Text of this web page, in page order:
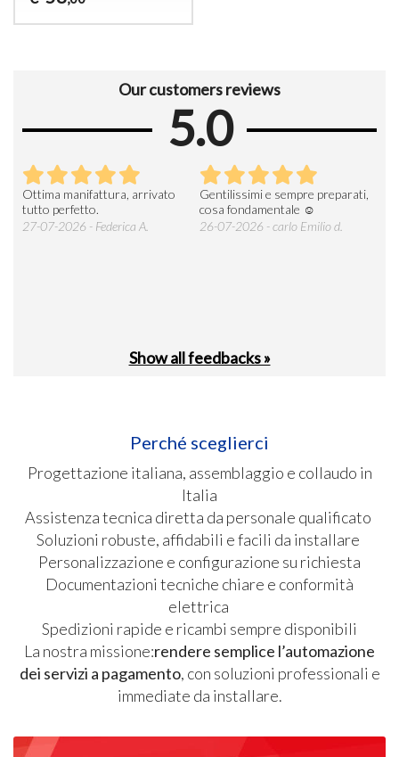
Our customers reviews
5.0
Ottima manifattura, arrivato
tutto perfetto.
27-07-2026 - Federica A.
Gentilissimi e sempre preparati,
cosa fondamentale ☺️
26-07-2026 - carlo Emilio d.
Show all feedbacks »
Perché sceglierci
Progettazione italiana, assemblaggio e collaudo in
Italia
Assistenza tecnica diretta da personale qualificato
Soluzioni robuste, affidabili e facili da installare
Personalizzazione e configurazione su richiesta
Documentazioni tecniche chiare e conformità
elettrica
Spedizioni rapide e ricambi sempre disponibili
La nostra missione:rendere semplice l’automazione
dei servizi a pagamento, con soluzioni professionali e
immediate da installare.